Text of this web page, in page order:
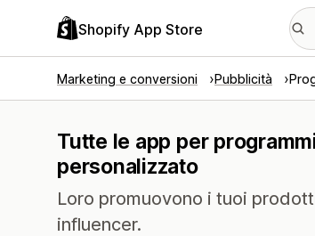
Shopify App Store
Marketing e conversioni Pubblicità
Tutte le app per
personalizzato
Loro promuovono i tuoi
influencer.